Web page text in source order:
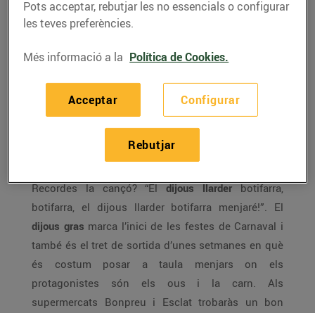
GASTRONOMIA I TRADICIONS
Dijous llarder... botifarra
menjaré!
Recordes la cançó? “Eldijous llarderbotifarra,
botifarra, el dijous llarder botifarra menjaré!”. El
dijous gras marca l’inici de les festes de Carnaval i
també és el tret de sortida d’unes setmanes en què
és costum posar a taula menjars on els
protagonistes són els ous i la carn. Als
supermercats Bonpreu i Esclat trobaràs un bon
Pots acceptar, rebutjar les no essencials o configurar
les teves preferències.
Més informació a la Política de Cookies.
Configurar
Rebutjar
Acceptar